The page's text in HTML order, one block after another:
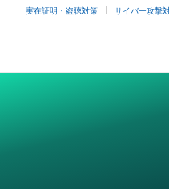
実在証明・盗聴対策 サイバー攻撃